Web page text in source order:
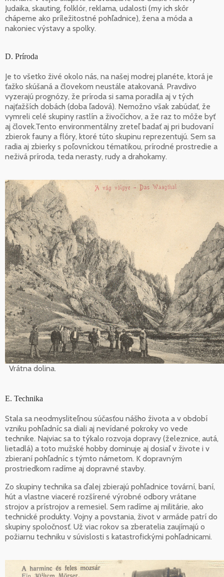
Judaika, skauting, folklór, reklama, udalosti (my ich skôr
chápeme ako príležitostné pohľadnice), žena a móda a
nakoniec výstavy a spolky.
D. Príroda
Je to všetko živé okolo nás, na našej modrej planéte, ktorá je
ťažko skúšaná a človekom neustále atakovaná. Pravdivo
vyzerajú prognózy, že príroda si sama poradila aj v tých
najťažších dobách (doba ľadová). Nemožno však zabúdať, že
vymreli celé skupiny rastlín a živočíchov, a že raz to môže byť
aj človek.Tento environmentálny zreteľ badať aj pri budovaní
zbierok fauny a flóry, ktoré túto skupinu reprezentujú. Sem sa
radia aj zbierky s poľovníckou tématikou, prírodné prostredie a
neživá príroda, teda nerasty, rudy a drahokamy.
Vrátna dolina.
E. Technika
Stala sa neodmysliteľnou súčasťou nášho života a v období
vzniku pohľadníc sa diali aj nevídané pokroky vo vede
technike. Najviac sa to týkalo rozvoja dopravy (železnice, autá,
lietadlá) a toto mužské hobby dominuje aj dosiaľ v živote i v
zbieraní pohľadníc s týmto námetom. K dopravným
prostriedkom radíme aj dopravné stavby.
Zo skupiny technika sa ďalej zbierajú pohľadnice tovární, baní,
hút a vlastne viaceré rozšírené výrobné odbory vrátane
strojov a prístrojov a remesiel. Sem radíme aj militárie, ako
technické produkty. Vojny a povstania, život v armáde patrí do
skupiny spoločnosť. Už viac rokov sa zberatelia zaujímajú o
požiarnu techniku v súvislosti s katastrofickými pohľadnicami.